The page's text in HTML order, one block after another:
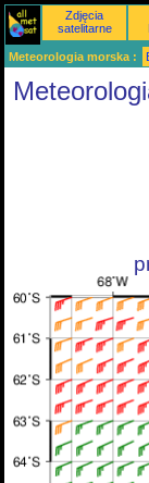
Zdjęcia
satelitarne
Meteorologia morska :